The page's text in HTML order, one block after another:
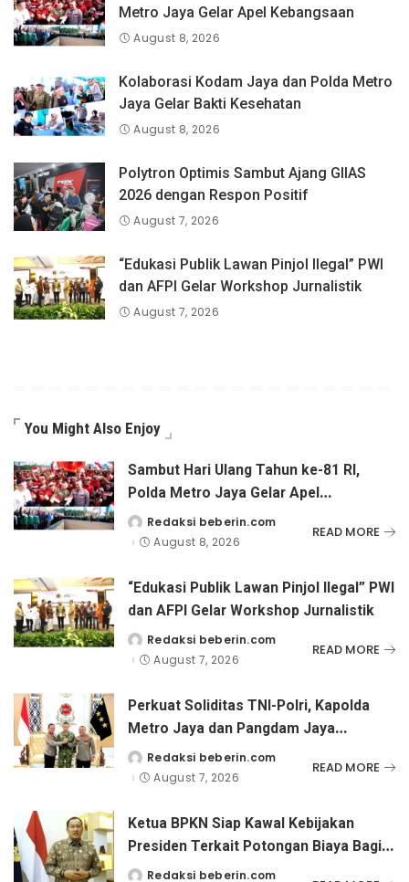
Metro Jaya Gelar Apel Kebangsaan
August 8, 2026
Kolaborasi Kodam Jaya dan Polda Metro
Jaya Gelar Bakti Kesehatan
August 8, 2026
Polytron Optimis Sambut Ajang GIIAS
2026 dengan Respon Positif
August 7, 2026
“Edukasi Publik Lawan Pinjol Ilegal” PWI
dan AFPI Gelar Workshop Jurnalistik
August 7, 2026
You Might Also Enjoy
Sambut Hari Ulang Tahun ke-81 RI,
Polda Metro Jaya Gelar Apel
Kebangsaan
Posted
by
Redaksi beberin.com
August 8, 2026
READ MORE
“Edukasi Publik Lawan Pinjol Ilegal” PWI
dan AFPI Gelar Workshop Jurnalistik
Posted
by
Redaksi beberin.com
August 7, 2026
READ MORE
Perkuat Soliditas TNI-Polri, Kapolda
Metro Jaya dan Pangdam Jaya
Kunjungi Dankorps Brimob Polri
Posted
by
Redaksi beberin.com
August 7, 2026
READ MORE
Ketua BPKN Siap Kawal Kebijakan
Presiden Terkait Potongan Biaya Bagi
Penyandang Disabilitas
Redaksi beberin.com